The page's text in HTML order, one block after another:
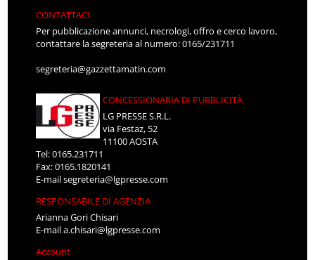
CONTATTACI
Per pubblicazione annunci, necrologi, offro e cerco lavoro,
contattare la segreteria al numero: 0165/231711
segreteria@gazzettamatin.com
CONCESSIONARIA DI PUBBLICITÀ
LG PRESSE S.R.L.
via Festaz, 52
11100 AOSTA
Tel: 0165.231711
Fax: 0165.1820141
E-mailsegreteria@lgpresse.com
RESPONSABILE DI AGENZIA
Arianna Gori Chisari
E-maila.chisari@lgpresse.com
Account